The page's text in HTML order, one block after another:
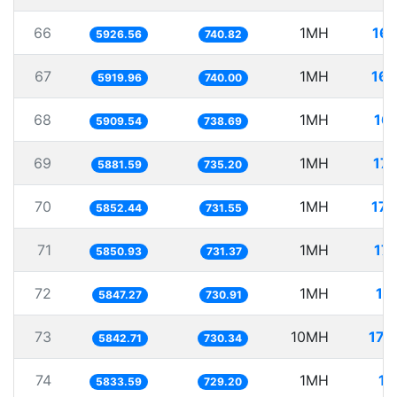
66 5926.56 740.82 1MH
67 5919.96 740.00 1MH
68 5909.54 738.69 1MH
69 5881.59 735.20 1MH
70 5852.44 731.55 1MH
71 5850.93 731.37 1MH
72 5847.27 730.91 1MH
73 5842.71 730.34 10MH
74 5833.59 729.20 1MH